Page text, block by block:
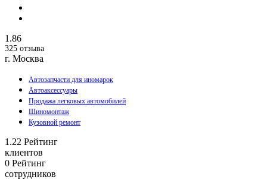
1.86
325 отзыва
г. Москва
Автозапчасти для иномарок
Автоаксессуары
Продажа легковых автомобилей
Шиномонтаж
Кузовной ремонт
1.22 Рейтинг
клиентов
0 Рейтинг
сотрудников